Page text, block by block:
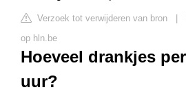
Verzoek tot verwijderen van bron
op hln.be
Hoeveel drankjes
uur?